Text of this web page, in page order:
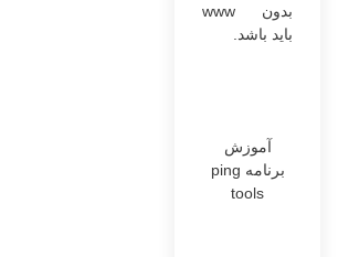
بدون www
باید باشد.
آموزش
برنامه ping
tools